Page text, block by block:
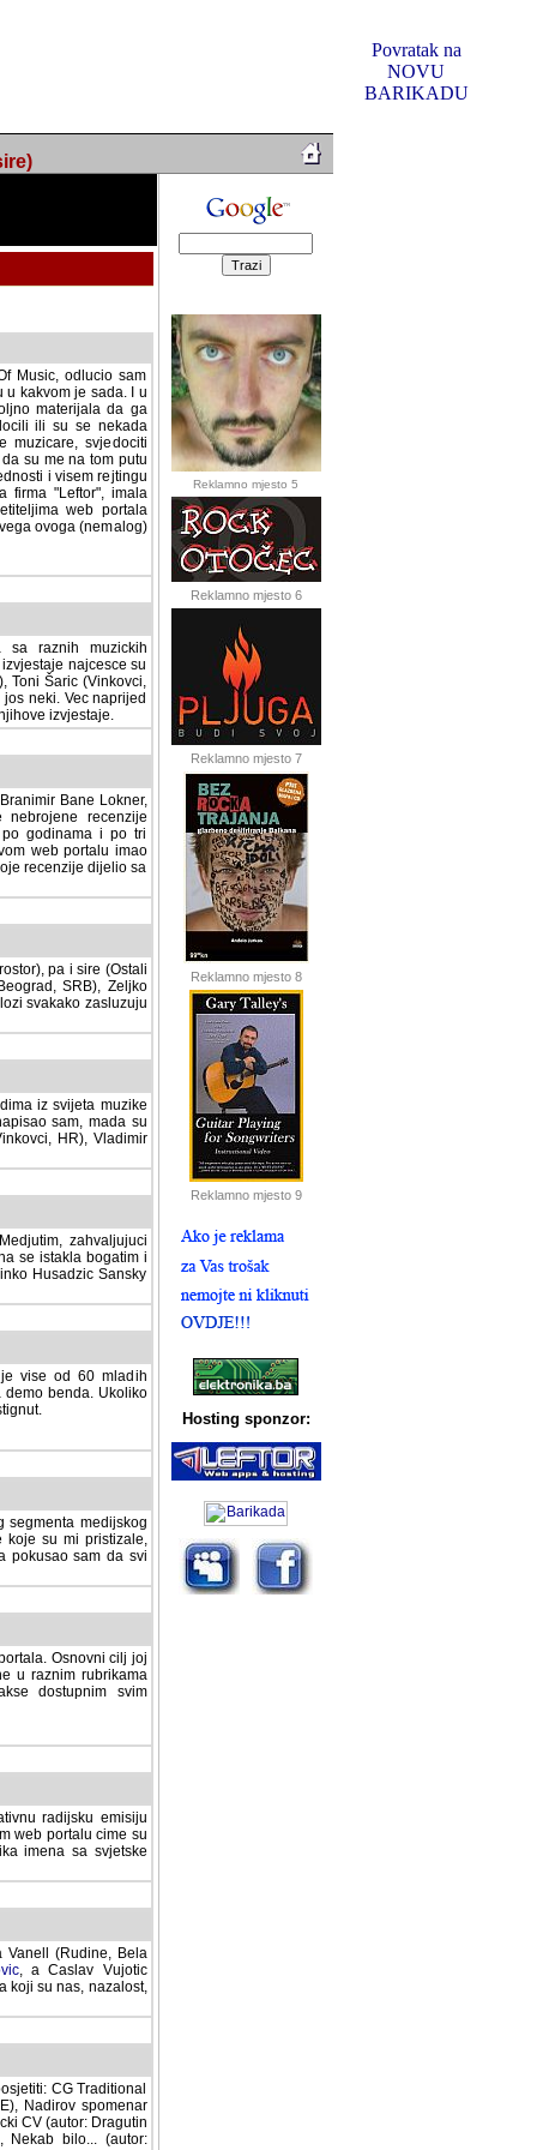
Povratak na
NOVU
BARIKADU
Music, odlucio sam
u kakvom je sada. I u
materijala da ga
su se nekada desile.
svjedociti njihovim
na tom putu pratili
i visem rejtingu ovog
"Leftor", imala
web portala
ovoga (nemalog)
sa raznih muzickih
najcesce su
Toni Šaric (Vinkovci,
neki. Vec naprijed
izvjestaje.
Bane Lokner,
recenzije muzickih
i po tri osnovne
imao svoju rubriku.
sa svima vama,
pa i sire (Ostali
SRB), Zeljko Milovic
zasluzuju da se
iz svijeta muzike
sam, mada su
HR), Vladimir
zahvaljujuci veliki
se istakla bogatim i
Husadzic Sansky
vise od 60 mladih
benda. Ukoliko im
segmenta medijskog
koje su mi pristizale,
pokusao sam da svi
Osnovni cilj joj
u raznim rubrikama
dostupnim svim
radijsku emisiju
web portalu cime su
imena sa svjetske
Vanell (Rudine, Bela
, a Caslav Vujotic
koji su nas, nazalost,
CG Traditional
Nadirov spomenar
CV (autor: Dragutin
Nekab bilo... (autor:
Reklamno mjesto 5
Reklamno mjesto 6
Reklamno mjesto 7
Reklamno mjesto 8
Reklamno mjesto 9
Hosting sponzor: